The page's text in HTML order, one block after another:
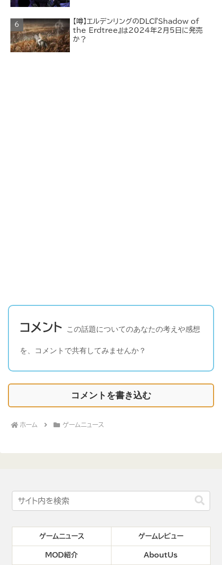
【噂】エルデンリングのDLC『Shadow of
the Erdtree』は2024年2月5日に発売
か？
コメント この話題についてのあなたの考えや感想
を、コメントで共有してみませんか？
コメントを書き込む
ホーム ゲームニュース
ゲームニュース ゲームレビュー
MOD紹介 AboutUs